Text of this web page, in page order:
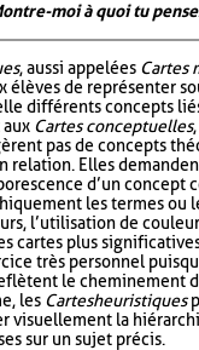
moi à quoi tu
, aussi appelées Cartes
élèves de représenter
différents concepts
aux Cartes conceptuelles
pas de concepts
relation. Elles
d’un concept
les termes ou
l’utilisation de
cartes plus
très personnel
le cheminement
les Cartes heuristiques
visuellement la
sur un sujet précis.